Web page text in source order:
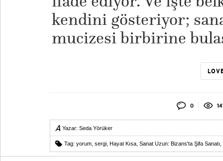
kendini gösteriyor;
mucizesi birbirine
0
Yazar: Seda Yörüker
Tag: yorum sergi Hayat Kısa Sanat Uzun: Bizans'ta Şifa Sanatı